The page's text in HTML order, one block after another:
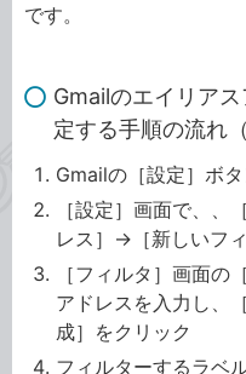
です。
Gmailのエイリア
定する手順の流れ（
Gmailの［設定］ボ
［設定］画面で、、
レス］→［新しいフ
［フィルタ］画面の
アドレスを入力し、
成］をクリック
フィルターするラベ